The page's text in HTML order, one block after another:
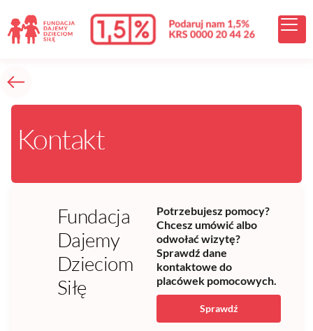
treści
Kontakt
Fundacja
Dajemy
Dzieciom
Siłę
Potrzebujesz pomocy?
Chcesz umówić albo
odwołać wizytę?
Sprawdź dane
kontaktowe do
placówek pomocowych.
Sprawdź